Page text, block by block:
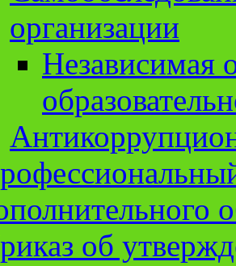
организации
Независимая
об